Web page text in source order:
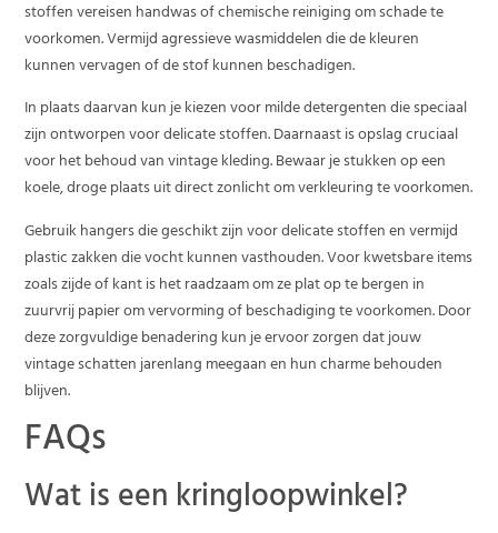
stoffen vereisen handwas of chemische reiniging om schade te
voorkomen. Vermijd agressieve wasmiddelen die de kleuren
kunnen vervagen of de stof kunnen beschadigen.
In plaats daarvan kun je kiezen voor milde detergenten die speciaal
zijn ontworpen voor delicate stoffen. Daarnaast is opslag cruciaal
voor het behoud van vintage kleding. Bewaar je stukken op een
koele, droge plaats uit direct zonlicht om verkleuring te voorkomen.
Gebruik hangers die geschikt zijn voor delicate stoffen en vermijd
plastic zakken die vocht kunnen vasthouden. Voor kwetsbare items
zoals zijde of kant is het raadzaam om ze plat op te bergen in
zuurvrij papier om vervorming of beschadiging te voorkomen. Door
deze zorgvuldige benadering kun je ervoor zorgen dat jouw
vintage schatten jarenlang meegaan en hun charme behouden
blijven.
FAQs
Wat is een kringloopwinkel?